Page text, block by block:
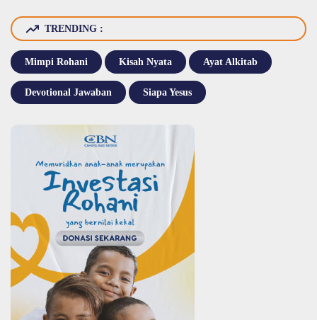
TRENDING :
Mimpi Rohani Kisah Nyata Ayat Alkitab
Devotional Jawaban Siapa Yesus